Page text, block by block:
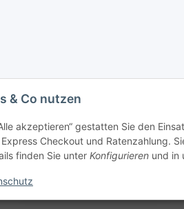
& Co nutzen
akzeptieren“ gestatten Sie den
Checkout und Ratenzahlung.
finden Sie unter Konfigurieren und in